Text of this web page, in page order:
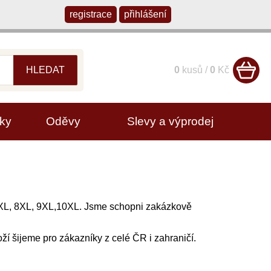
8XL, 9XL,10XL. Jsme schopni zakázkově
šijeme pro zákazníky z celé ČR i zahraničí.
Oděvy Slevy a výprodej
registrace přihlášení
HLEDAT 0 kusů / 0 Kč